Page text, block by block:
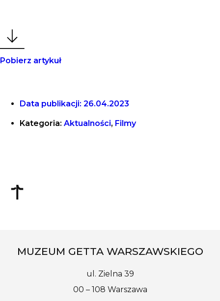
Pobierz artykuł
Data publikacji: 26.04.2023
Kategoria: Aktualności, Filmy
MUZEUM GETTA WARSZAWSKIEGO
ul. Zielna 39
00 – 108 Warszawa